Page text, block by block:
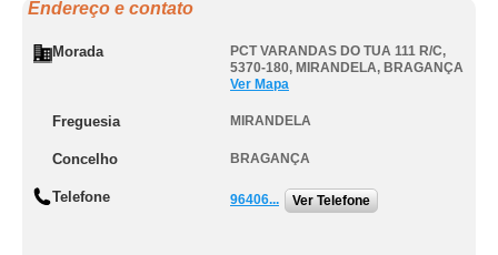
Endereço e contato
Morada
PCT VARANDAS DO TUA 111 R/C,
5370-180, MIRANDELA, BRAGANÇA
Ver Mapa
Freguesia MIRANDELA
Concelho BRAGANÇA
Telefone 96406... Ver Telefone